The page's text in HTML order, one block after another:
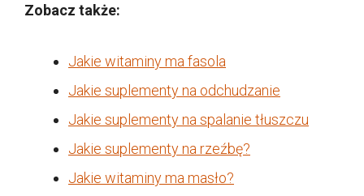
Zobacz także:
Jakie witaminy ma fasola
Jakie suplementy na odchudzanie
Jakie suplementy na spalanie tłuszczu
Jakie suplementy na rzeźbę?
Jakie witaminy ma masło?